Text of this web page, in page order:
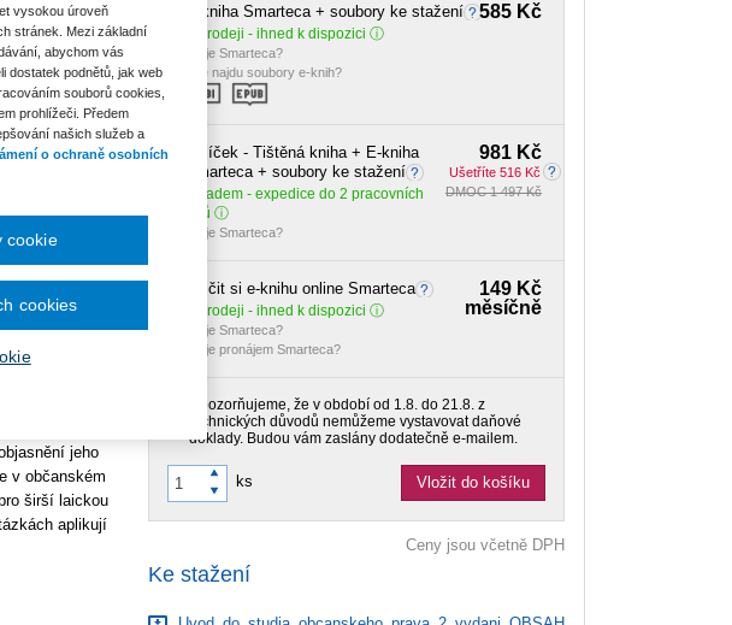
585 Kč
E-kniha Smarteca + soubory ke stažení
V prodeji - ihned k dispozici
Co je Smarteca?
Kde najdu soubory e-knih?
981 Kč
Ušetříte 516 Kč
DMOC 1 497 Kč
Balíček - Tištěná kniha + E-kniha
Smarteca + soubory ke stažení
Skladem - expedice do 2 pracovních
dnů
Co je Smarteca?
149 Kč
měsíčně
Půjčit si e-knihu online Smarteca
V prodeji - ihned k dispozici
Co je Smarteca?
Co je pronájem Smarteca?
Upozorňujeme, že v období od 1.8. do 21.8. z
technických důvodů nemůžeme vystavovat daňové
doklady. Budou vám zaslány dodatečně e-mailem.
ks Vložit do košíku
Ceny jsou včetně DPH
Ke stažení
ke
jeho
v občanském
širší laickou
aplikují
vysokou úroveň
stránek. Mezi základní
abychom vás
dostatek podnětů, jak web
souborů cookies,
prohlížeči. Předem
našich služeb a
o ochraně osobních
cookies
cookie